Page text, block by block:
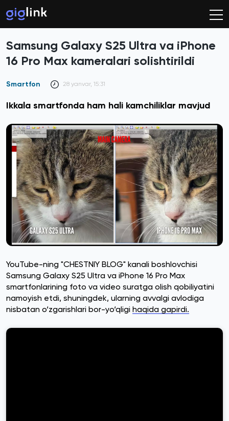
Samsung Galaxy S25 Ultra va iPhone
16 Pro Max kameralari solishtirildi
Smartfon 28 yanvar, 15:31
Ikkala smartfonda ham hali kamchiliklar mavjud
YouTube-ning "CHESTNIY BLOG" kanali boshlovchisi
Samsung Galaxy S25 Ultra va iPhone 16 Pro Max
smartfonlarining foto va video suratga olish qobiliyatini
namoyish etdi, shuningdek, ularning avvalgi avlodiga
nisbatan o‘zgarishlari bor-yo‘qligi haqida gapirdi.